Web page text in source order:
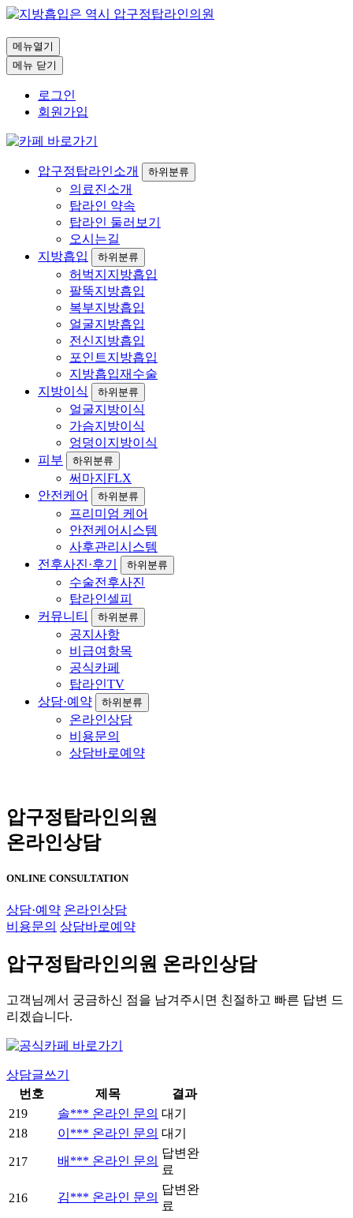
메뉴열기
메뉴 닫기
로그인
회원가입
압구정탑라인소개 하위분류
의료진소개
탑라인 약속
탑라인 둘러보기
오시는길
지방흡입
하위분류
허벅지지방흡입
팔뚝지방흡입
복부지방흡입
얼굴지방흡입
전신지방흡입
포인트지방흡입
지방흡입재수술
지방이식
하위분류
얼굴지방이식
가슴지방이식
엉덩이지방이식
피부
하위분류
써마지FLX
안전케어
하위분류
프리미엄 케어
안전케어시스템
사후관리시스템
전후사진·후기
하위분류
수술전후사진
탑라인셀피
커뮤니티
하위분류
공지사항
비급여항목
공식카페
탑라인TV
상담·예약
하위분류
온라인상담
비용문의
상담바로예약
압구정탑라인의원
온라인상담
ONLINE CONSULTATION
상담·예약 온라인상담
비용문의 상담바로예약
압구정탑라인의원 온라인상담
고객님께서 궁금하신 점을 남겨주시면 친절하고 빠른 답변 드
리겠습니다.
상담글쓰기
번호
제목
결과
219
솔*** 온라인 문의 대기
218
이*** 온라인 문의 대기
217 배*** 온라인 문의
답변완
료
216 김*** 온라인 문의
답변완
료